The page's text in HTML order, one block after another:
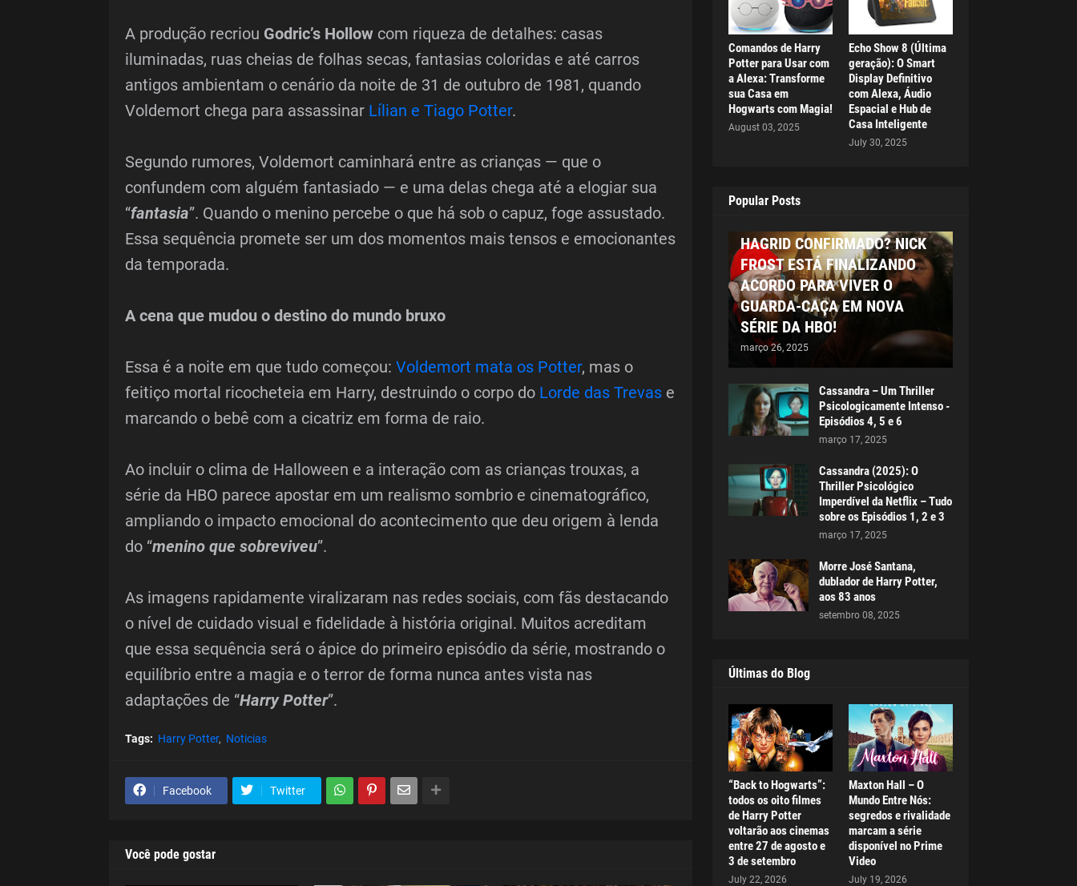
A produção recriou Godric’s Hollowcom riqueza de detalhes: casas
iluminadas, ruas cheias de folhas secas, fantasias coloridas e até carros
antigos ambientam o cenário da noite de 31 de outubro de 1981, quando
Voldemort chega para assassinar Lílian e Tiago Potter.
Segundo rumores, Voldemort caminhará entre as crianças — que o
confundem com alguém fantasiado — e uma delas chega até a elogiar sua
“fantasia”. Quando o menino percebe o que há sob o capuz, foge assustado.
Essa sequência promete ser um dos momentos mais tensos e emocionantes
da temporada.
A cena que mudou o destino do mundo bruxo
Essa é a noite em que tudo começou: Voldemort mata os Potter, mas o
feitiço mortal ricocheteia em Harry, destruindo o corpo do Lorde das Trevase
marcando o bebê com a cicatriz em forma de raio.
Ao incluir o clima de Halloween e a interação com as crianças trouxas, a
série da HBO parece apostar em um realismo sombrio e cinematográfico,
ampliando o impacto emocional do acontecimento que deu origem à lenda
do “menino que sobreviveu”.
As imagens rapidamente viralizaram nas redes sociais, com fãs destacando
o nível de cuidado visual e fidelidade à história original. Muitos acreditam
que essa sequência será o ápice do primeiro episódio da série, mostrando o
equilíbrio entre a magia e o terror de forma nunca antes vista nas
adaptações de “Harry Potter”.
Tags: Harry Potter Noticias
Facebook Twitter
Você pode gostar
Comandos de Harry
Potter para Usar com
a Alexa: Transforme
sua Casa em
Hogwarts com Magia!
August 03, 2025
Echo Show 8 (Última
geração): O Smart
Display Definitivo
com Alexa, Áudio
Espacial e Hub de
Casa Inteligente
July 30, 2025
Popular Posts
HAGRID CONFIRMADO? NICK
FROST ESTÁ FINALIZANDO
ACORDO PARA VIVER O
GUARDA-CAÇA EM NOVA
SÉRIE DA HBO!
março 26, 2025
Cassandra – Um Thriller
Psicologicamente Intenso -
Episódios 4, 5 e 6
março 17, 2025
Cassandra (2025): O
Thriller Psicológico
Imperdível da Netflix – Tudo
sobre os Episódios 1, 2 e 3
março 17, 2025
Morre José Santana,
dublador de Harry Potter,
aos 83 anos
setembro 08, 2025
Últimas do Blog
“Back to Hogwarts”:
todos os oito filmes
de Harry Potter
voltarão aos cinemas
entre 27 de agosto e
3 de setembro
July 22, 2026
Maxton Hall – O
Mundo Entre Nós:
segredos e rivalidade
marcam a série
disponível no Prime
Video
July 19, 2026